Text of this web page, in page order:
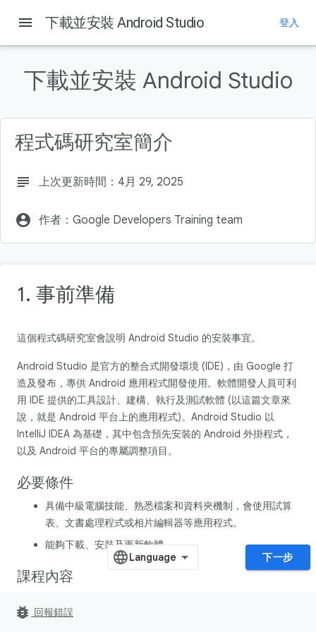
必要條件
課程內容
Android Studio 系統需求
檢查系統需求 (Windows 10)
menu 下載並安裝 Android Studio 登入
下載並安裝 Android Studio
程式碼研究室簡介
subject 上次更新時間：4月 29, 2025
account_circle 作者：Google Developers Training team
1. 事前準備
這個程式碼研究室會說明 Android Studio 的安裝事宜。
Android Studio 是官方的整合式開發環境 (IDE)，由 Google 打
造及發布，專供 Android 應用程式開發使用。軟體開發人員可利
用 IDE 提供的工具設計、建構、執行及測試軟體 (以這篇文章來
說，就是 Android 平台上的應用程式)。Android Studio 以
IntelliJ IDEA 為基礎，其中包含預先安裝的 Android 外掛程式，
以及 Android 平台的專屬調整項目。
必要條件
具備中級電腦技能、熟悉檔案和資料夾機制，會使用試算
表、文書處理程式或相片編輯器等應用程式。
能夠下載、安裝及更新軟體。
課程內容
如何下載及安裝 Android Studio。
下一步
bug_report 回報錯誤